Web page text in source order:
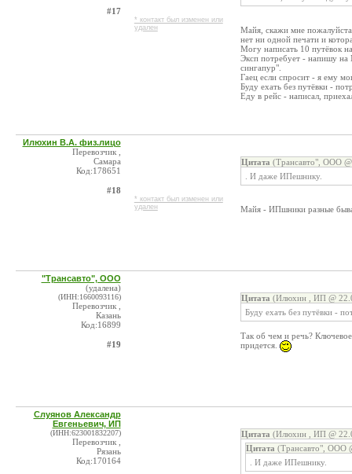
#17
* контакт был изменен или
удален
Майя, скажи мне
нет ни одной печати и
Могу написать 10 путёвок
Эксп потребует - напишу на
сингапур".
Гаец если спросит - я ему
Буду ехать без путёвки -
Еду в рейс - написал,
Илюхин В.А. физ.лицо
Перевозчик ,
Самара
Код:178651
#18
* контакт был изменен или
удален
Цитата (Трансавто", ООО
. И даже ИПешнику.
Майя - ИПшники разные
"Трансавто", ООО
(удалена)
(ИНН:1660093116)
Перевозчик ,
Казань
Код:16899
#19
Цитата (Илюхин , ИП @
Буду ехать без путёвки -
Так об чем и речь?
придется.
Слуянов Александр
Евгеньевич, ИП
(ИНН:623001832207)
Перевозчик ,
Рязань
Код:170164
Цитата (Илюхин , ИП @
Цитата (Трансавто", ООО
. И даже ИПешнику.